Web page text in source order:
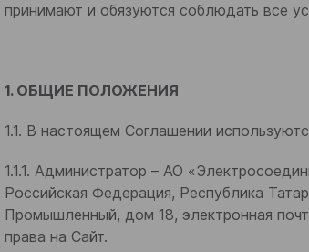
принимают и обязуются соблюдать все
1. ОБЩИЕ ПОЛОЖЕНИЯ
1.1. В настоящем Соглашении
1.1.1. Администратор – АО
Российская Федерация, Республика
Промышленный, дом 18, электронная
права на Сайт.